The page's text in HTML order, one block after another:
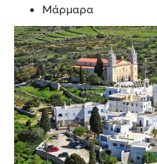
Μάρμαρα